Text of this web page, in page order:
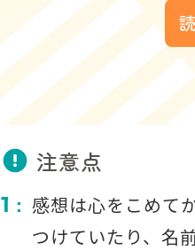
注意点
1 ： 感想は心をこめて
つけていたり、名